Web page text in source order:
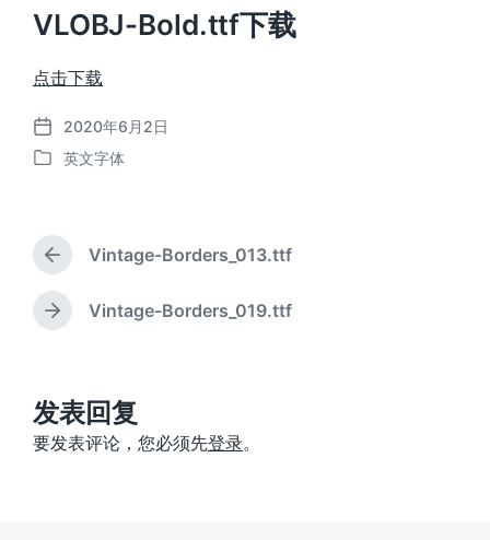
VLOBJ-Bold.ttf下载
点击下载
发
布
2020年6月2日
发
英文字体
上
篇
文
章
Vintage-Borders_013.ttf
下
：
Vintage-Borders_019.ttf
发表回复
要发表评论，您必须先登录。